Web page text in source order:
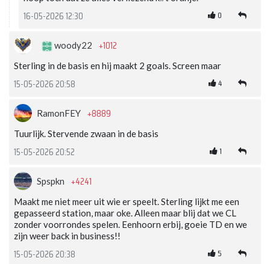
16-05-2026 12:30 0
woody22 +1012
Sterling in de basis en hij maakt 2 goals. Screen maar
15-05-2026 20:58 4
RamonFEY +8889
Tuurlijk. Stervende zwaan in de basis
15-05-2026 20:52 1
Spspkn +4241
Maakt me niet meer uit wie er speelt. Sterling lijkt me een
gepasseerd station, maar oke. Alleen maar blij dat we CL
zonder voorrondes spelen. Eenhoorn erbij, goeie TD en we
zijn weer back in business!!
15-05-2026 20:38 5